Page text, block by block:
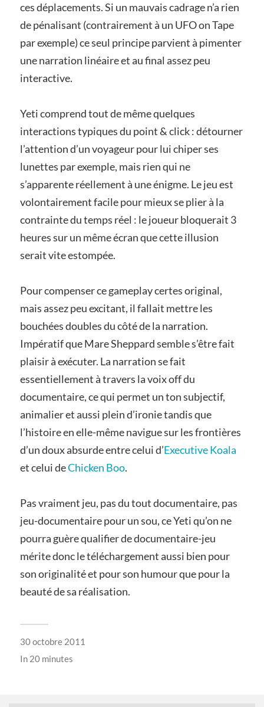
ces déplacements. Si un mauvais cadrage n’a rien
de pénalisant (contrairement à un UFO on Tape
par exemple) ce seul principe parvient à pimenter
une narration linéaire et au final assez peu
interactive.
Yeti comprend tout de même quelques
interactions typiques du point & click : détourner
l’attention d’un voyageur pour lui chiper ses
lunettes par exemple, mais rien qui ne
s’apparente réellement à une énigme. Le jeu est
volontairement facile pour mieux se plier à la
contrainte du temps réel : le joueur bloquerait 3
heures sur un même écran que cette illusion
serait vite estompée.
Pour compenser ce gameplay certes original,
mais assez peu excitant, il fallait mettre les
bouchées doubles du côté de la narration.
Impératif que Mare Sheppard semble s’être fait
plaisir à exécuter. La narration se fait
essentiellement à travers la voix off du
documentaire, ce qui permet un ton subjectif,
animalier et aussi plein d’ironie tandis que
l’histoire en elle-même navigue sur les frontières
d’un doux absurde entre celui d’Executive Koala
et celui deChicken Boo.
Pas vraiment jeu, pas du tout documentaire, pas
jeu-documentaire pour un sou, ce Yeti qu’on ne
pourra guère qualifier de documentaire-jeu
mérite donc le téléchargement aussi bien pour
son originalité et pour son humour que pour la
beauté de sa réalisation.
30 octobre 2011
In 20 minutes